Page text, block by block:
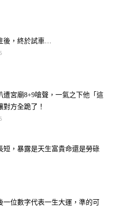
放氣——
痛。
後最容易磨合失
組合：
度對上敏感（最容
後，終於試車…
遭宮廟8+9嗆聲，一氣之下他「這
對方全跪了！
短，暴露是天生富貴命還是勞碌
一位數字代表一生大運，準的可